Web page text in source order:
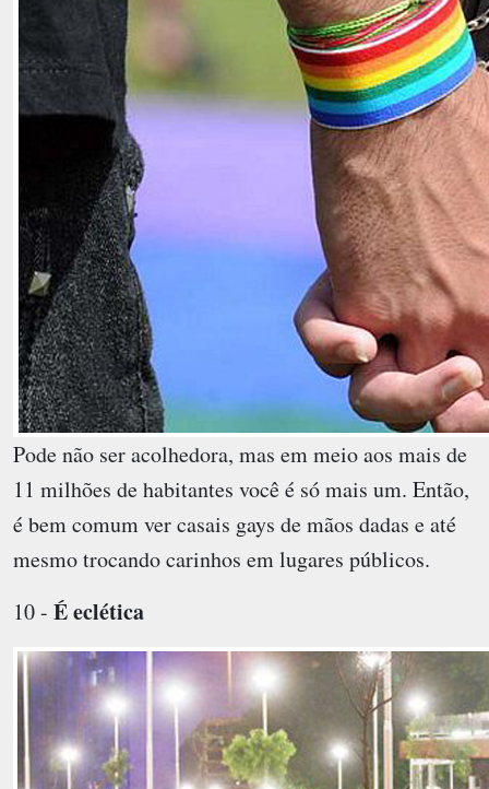
Pode não ser acolhedora, mas em meio aos mais de
11 milhões de habitantes você é só mais um. Então,
é bem comum ver casais gays de mãos dadas e até
mesmo trocando carinhos em lugares públicos.
10 - É eclética